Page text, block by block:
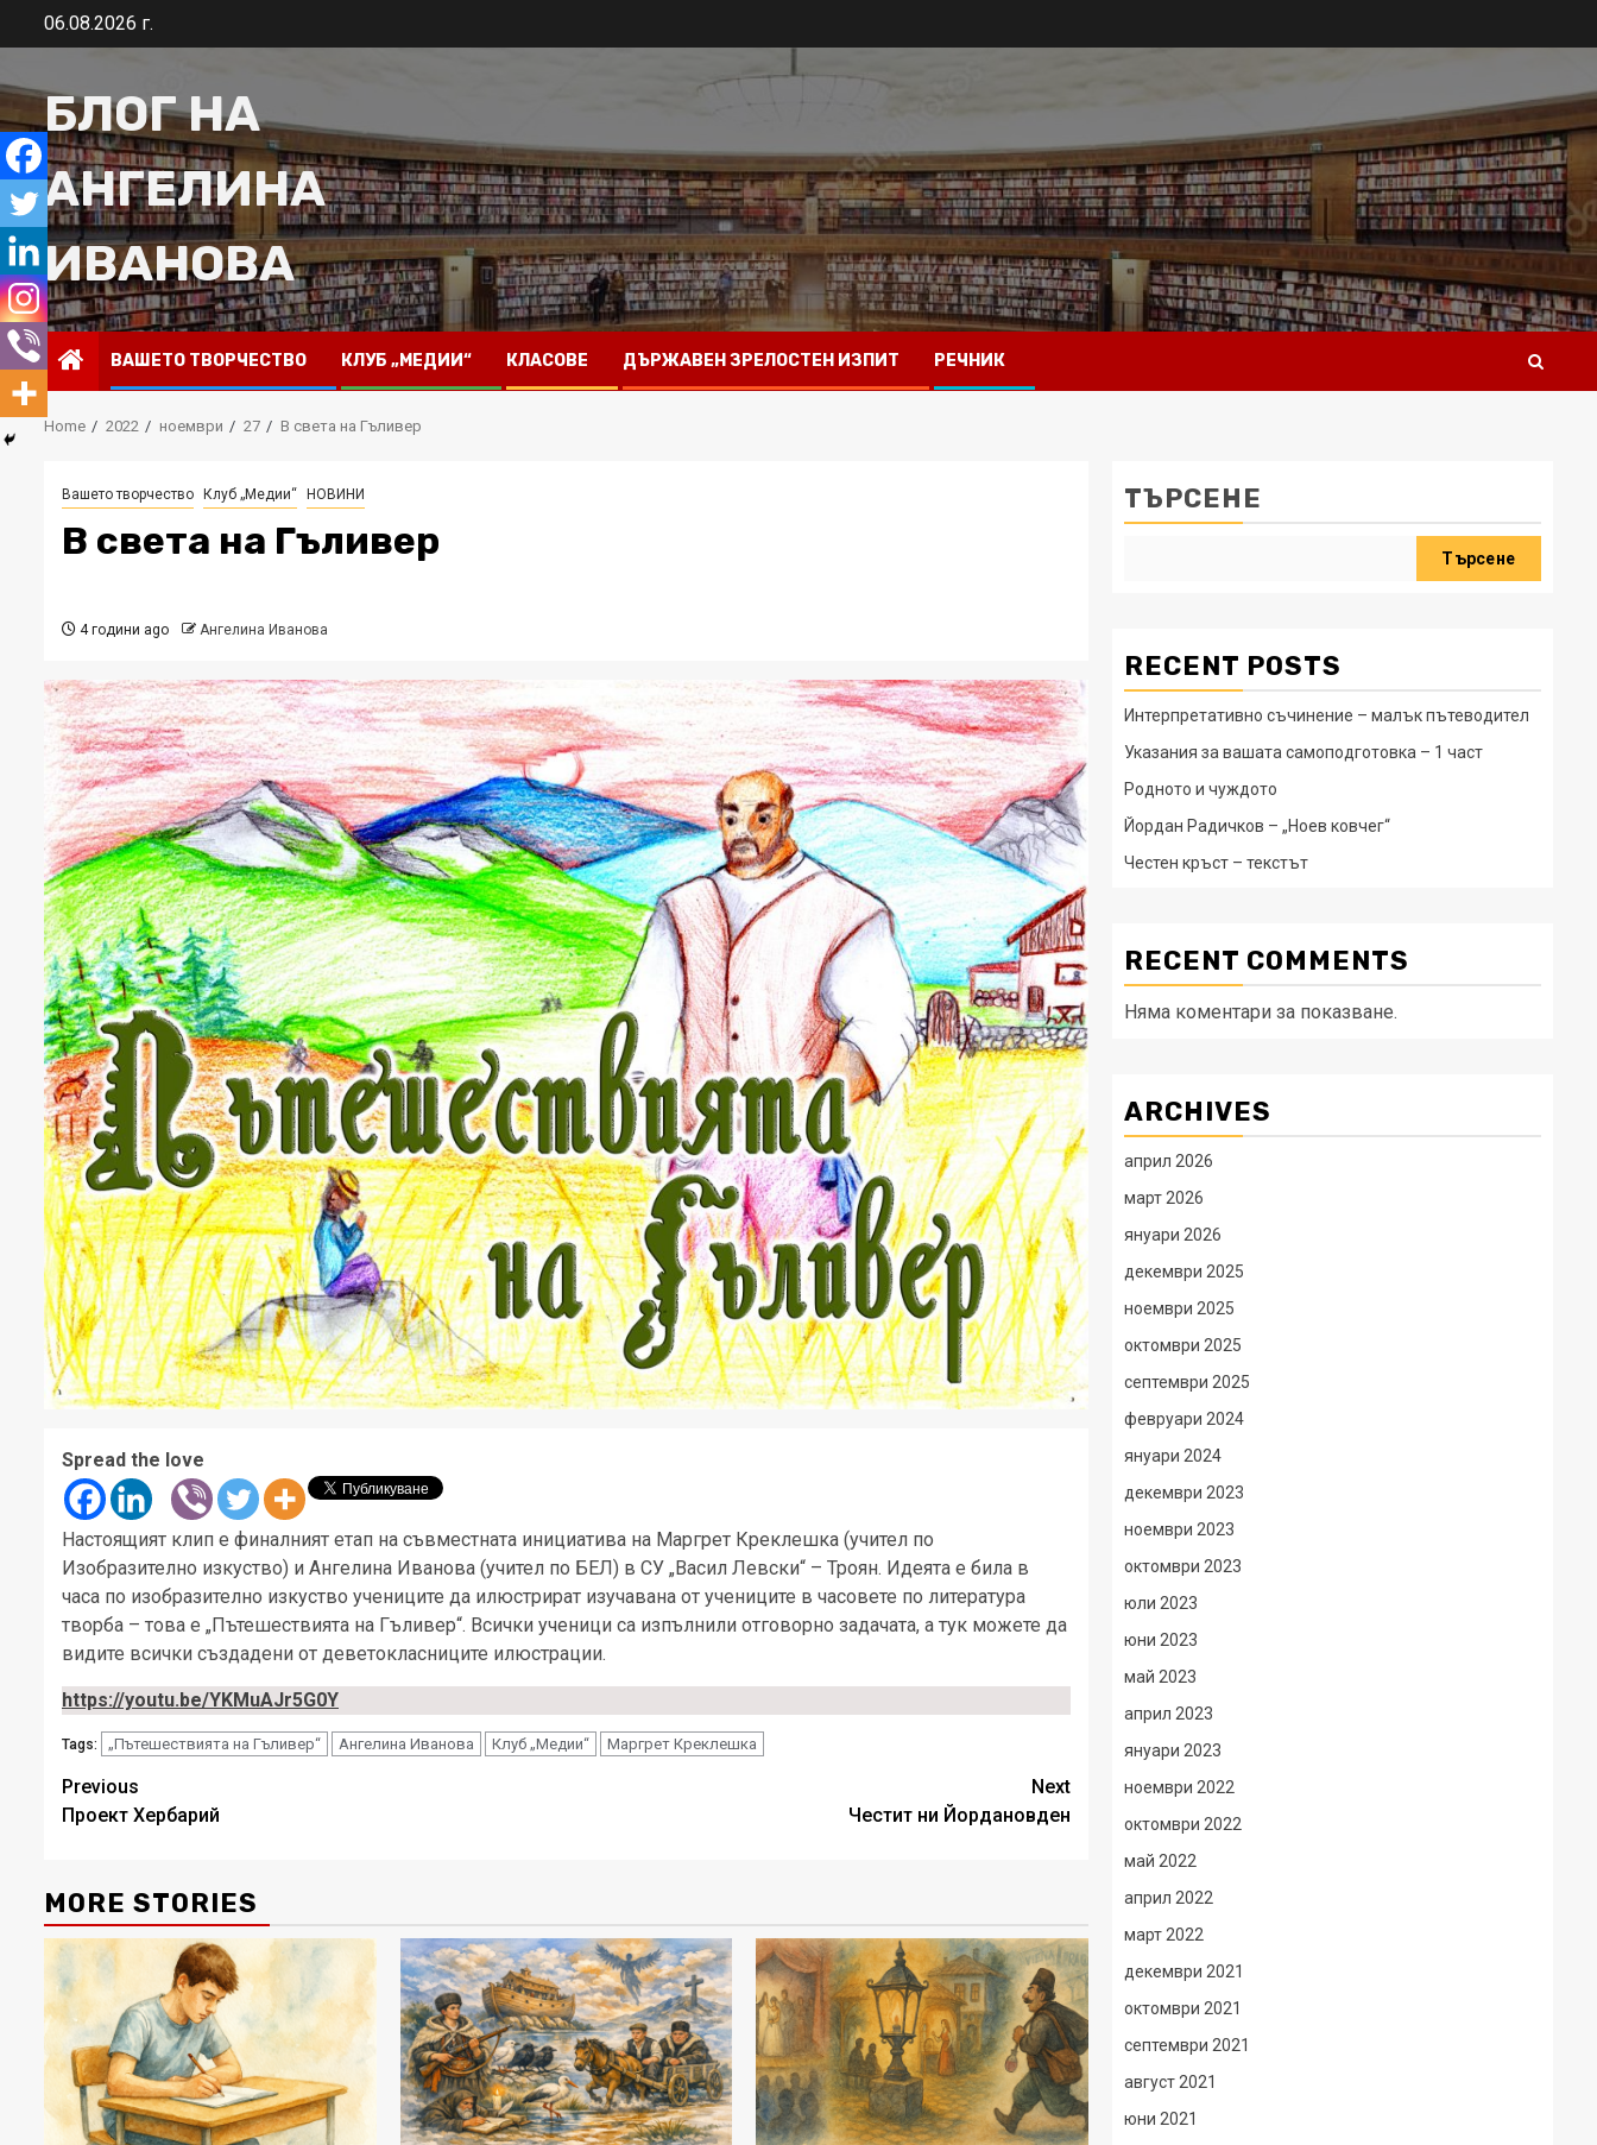
06.08.2026 г.
БЛОГ НА
АНГЕЛИНА
ИВАНОВА
ВАШЕТО ТВОРЧЕСТВО КЛУБ „МЕДИИ“ КЛАСОВЕ ДЪРЖАВЕН ЗРЕЛОСТЕН ИЗПИТ РЕЧНИК
Home 2022 ноември 27 В света на Гъливер
Вашето творчество Клуб „Медии“ НОВИНИ
В света на Гъливер
4 години ago Ангелина Иванова
Spread the love
Настоящият клип е финалният етап на съвместната инициатива на Маргрет Креклешка (учител по
Изобразително изкуство) и Ангелина Иванова (учител по БЕЛ) в СУ „Васил Левски“ – Троян. Идеята е била в
часа по изобразително изкуство учениците да илюстрират изучавана от учениците в часовете по литература
творба – това е „Пътешествията на Гъливер“. Всички ученици са изпълнили отговорно задачата, а тук можете да
видите всички създадени от деветокласниците илюстрации.
https://youtu.be/YKMuAJr5G0Y
Tags: „Пътешествията на Гъливер“ Ангелина Иванова Клуб „Медии“ Маргрет Креклешка
Post
navigation
Previous
Проект Хербарий
Next
Честит ни Йордановден
MORE STORIES
ТЪРСЕНЕ
Търсене
RECENT POSTS
Интерпретативно съчинение – малък пътеводител
Указания за вашата самоподготовка – 1 част
Родното и чуждото
Йордан Радичков – „Ноев ковчег“
Честен кръст – текстът
RECENT COMMENTS
Няма коментари за показване.
ARCHIVES
април 2026
март 2026
януари 2026
декември 2025
ноември 2025
октомври 2025
септември 2025
февруари 2024
януари 2024
декември 2023
ноември 2023
октомври 2023
юли 2023
юни 2023
май 2023
април 2023
януари 2023
ноември 2022
октомври 2022
май 2022
април 2022
март 2022
декември 2021
октомври 2021
септември 2021
август 2021
юни 2021